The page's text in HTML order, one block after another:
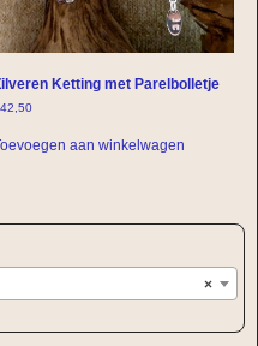
Ketting met Parelbolletje
42,50
aan winkelwagen
×